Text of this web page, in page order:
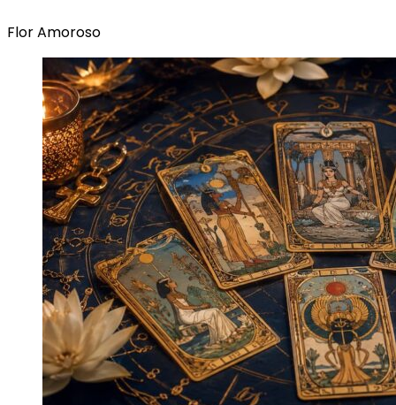
Flor Amoroso